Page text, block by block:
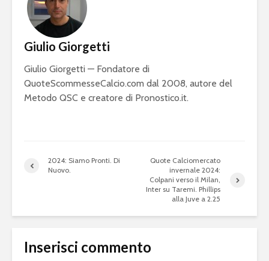
Giulio Giorgetti
Giulio Giorgetti — Fondatore di
QuoteScommesseCalcio.com dal 2008, autore del
Metodo QSC e creatore di Pronostico.it.
2024: Siamo Pronti. Di
Nuovo.
Quote Calciomercato
invernale 2024:
Colpani verso il Milan,
Inter su Taremi. Phillips
alla Juve a 2.25
Inserisci commento